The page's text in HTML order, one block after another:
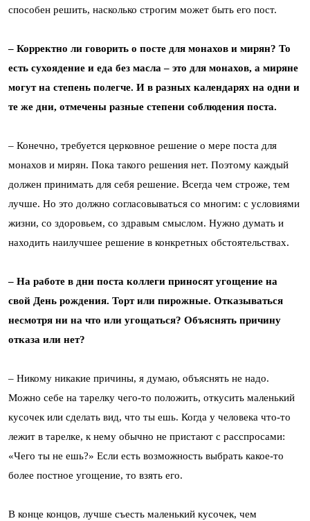
способен решить, насколько строгим может быть его пост.
– Корректно ли говорить о посте для монахов и мирян? То
есть сухоядение и еда без масла – это для монахов, а миряне
могут на степень полегче. И в разных календарях на одни и
те же дни, отмечены разные степени соблюдения поста.
– Конечно, требуется церковное решение о мере поста для
монахов и мирян. Пока такого решения нет. Поэтому каждый
должен принимать для себя решение. Всегда чем строже, тем
лучше. Но это должно согласовываться со многим: с условиями
жизни, со здоровьем, со здравым смыслом. Нужно думать и
находить наилучшее решение в конкретных обстоятельствах.
– На работе в дни поста коллеги приносят угощение на
свой День рождения. Торт или пирожные. Отказываться
несмотря ни на что или угощаться? Объяснять причину
отказа или нет?
– Никому никакие причины, я думаю, объяснять не надо.
Можно себе на тарелку чего-то положить, откусить маленький
кусочек или сделать вид, что ты ешь. Когда у человека что-то
лежит в тарелке, к нему обычно не пристают с расспросами:
«Чего ты не ешь?» Если есть возможность выбрать какое-то
более постное угощение, то взять его.
В конце концов, лучше съесть маленький кусочек, чем